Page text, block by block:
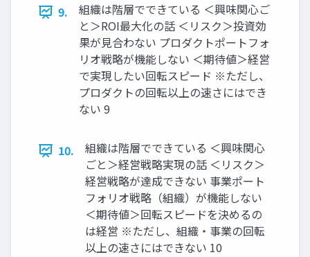
9.
組織は階層でできている ＜興味関心ご
と＞ROI最大化の話 ＜リスク＞投資効
果が見合わない プロダクトポートフォ
リオ戦略が機能しない ＜期待値＞経営
で実現したい回転スピード ※ただし、
プロダクトの回転以上の速さにはでき
ない 9
10.
組織は階層でできている ＜興味関心
ごと＞経営戦略実現の話 ＜リスク＞
経営戦略が達成できない 事業ポート
フォリオ戦略（組織）が機能しない
＜期待値＞回転スピードを決めるの
は経営 ※ただし、組織・事業の回転
以上の速さにはできない 10